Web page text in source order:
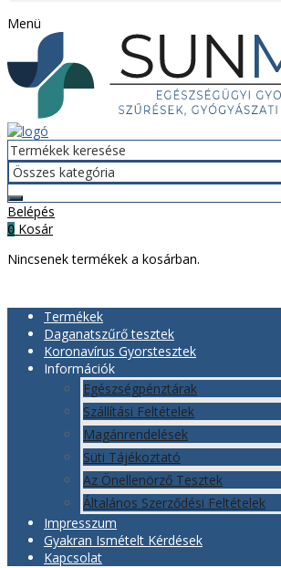
Menü
Belépés
0 Kosár
Nincsenek termékek a kosárban.
Termékek
Daganatszűrő tesztek
Koronavírus Gyorstesztek
Információk
Egészségpénztárak
Szállítási Feltételek
Magánrendelések
Süti Tájékoztató
Az Önellenörző Tesztek
Általános Szerződési Feltételek
Impresszum
Gyakran Ismételt Kérdések
Kapcsolat